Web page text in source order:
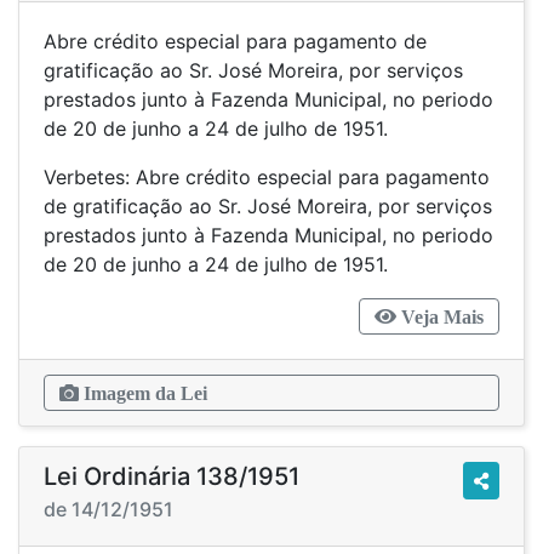
Abre crédito especial para pagamento de
gratificação ao Sr. José Moreira, por serviços
prestados junto à Fazenda Municipal, no periodo
de 20 de junho a 24 de julho de 1951.
Verbetes: Abre crédito especial para pagamento
de gratificação ao Sr. José Moreira, por serviços
prestados junto à Fazenda Municipal, no periodo
de 20 de junho a 24 de julho de 1951.
Veja Mais
Imagem da Lei
Lei Ordinária 138/1951
de 14/12/1951